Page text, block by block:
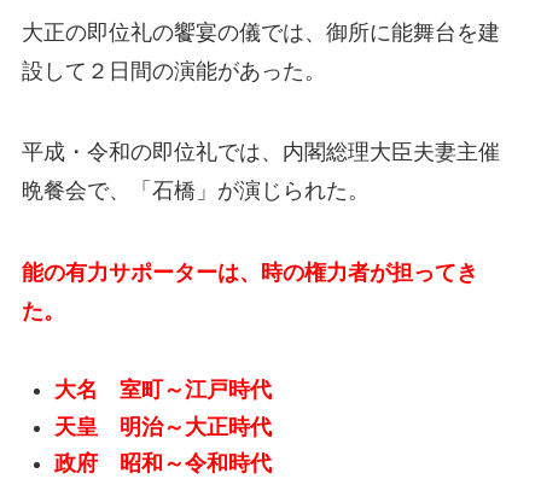
大正の即位礼の饗宴の儀では、御所に能舞台を建
設して２日間の演能があった。
平成・令和の即位礼では、内閣総理大臣夫妻主催
晩餐会で、「石橋」が演じられた。
能の有力サポーターは、時の権力者が担ってき
た。
大名 室町～江戸時代
天皇 明治～大正時代
政府 昭和～令和時代